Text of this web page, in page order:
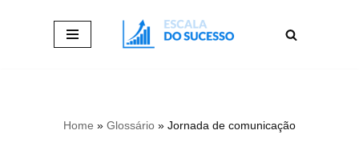
Home » Glossário » Jornada de comunicação